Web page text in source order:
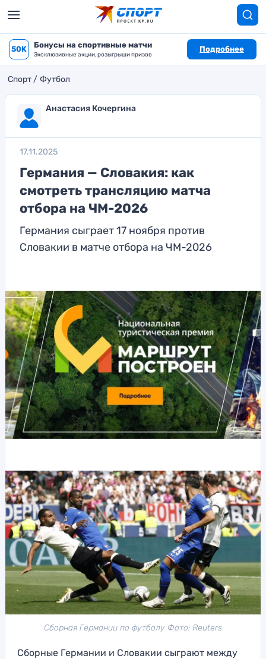
50K Бонусы на спортивные матчи
Эксклюзивные акции, розыгрыши призов
Подробнее
Спорт Футбол
Анастасия Кочергина
17.11.2025
Германия — Словакия: как
смотреть трансляцию матча
отбора на ЧМ-2026
Германия сыграет 17 ноября против
Словакии в матче отбора на ЧМ-2026
Сборная Германии по футболу Фото: Reuters
Сборные Германии и Словакии сыграют между